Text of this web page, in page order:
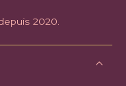
2020.